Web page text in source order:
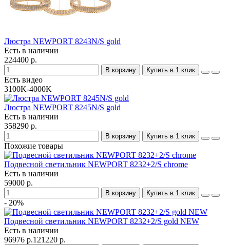
Люстра NEWPORT 8243N/S gold
Есть в наличии
224400 р.
В корзину Купить в 1 клик
Есть видео
3100K-4000K
Люстра NEWPORT 8245N/S gold
Есть в наличии
358290 р.
В корзину Купить в 1 клик
Похожие товары
Подвесной светильник NEWPORT 8232+2/S chrome
Есть в наличии
59000 р.
В корзину Купить в 1 клик
- 20%
Подвесной светильник NEWPORT 8232+2/S gold NEW
Есть в наличии
96976 р.121220 р.